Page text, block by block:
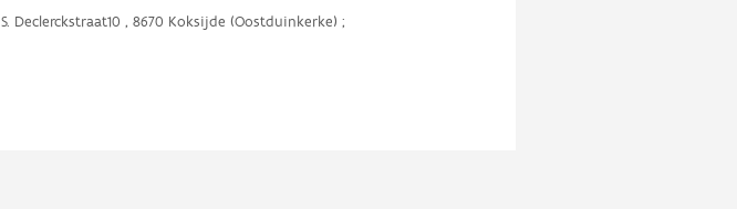
S. Declerckstraat10 , 8670 Koksijde (Oostduinkerke) ;